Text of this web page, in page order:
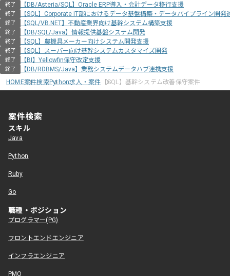
終了 【DB/Asteria/SQL】Oracle ERP導入・会計データ移行支援
終了 【SQL】Corporate IT部におけるデータ基盤構築・データパイプライン開発
終了 【SQL/VB.NET】不動産業界向け基幹システム構築支援
終了 【DB/SQL/Java】情報提供基盤システム開発
終了 【SQL】農機具メーカー向けシステム開発支援
終了 【SQL】スーパー向け基幹システムカスタマイズ開発
終了 【BI】Yellowfin保守改定支援
終了
【DB/RDBMS/Java】業務システムデータハブ連携支援
HOME案件検索Python求人・案件 【SQL】基幹システム改善保守案件
案件検索
スキル
Java
Python
Ruby
Go
職種・ポジション
プログラマー(PG)
フロントエンドエンジニア
インフラエンジニア
PMO